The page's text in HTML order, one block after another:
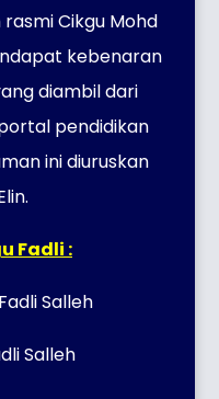
Cikgu Mohd
kebenaran
diambil dari
pendidikan
ini diuruskan
Fadli :
Salleh
Salleh